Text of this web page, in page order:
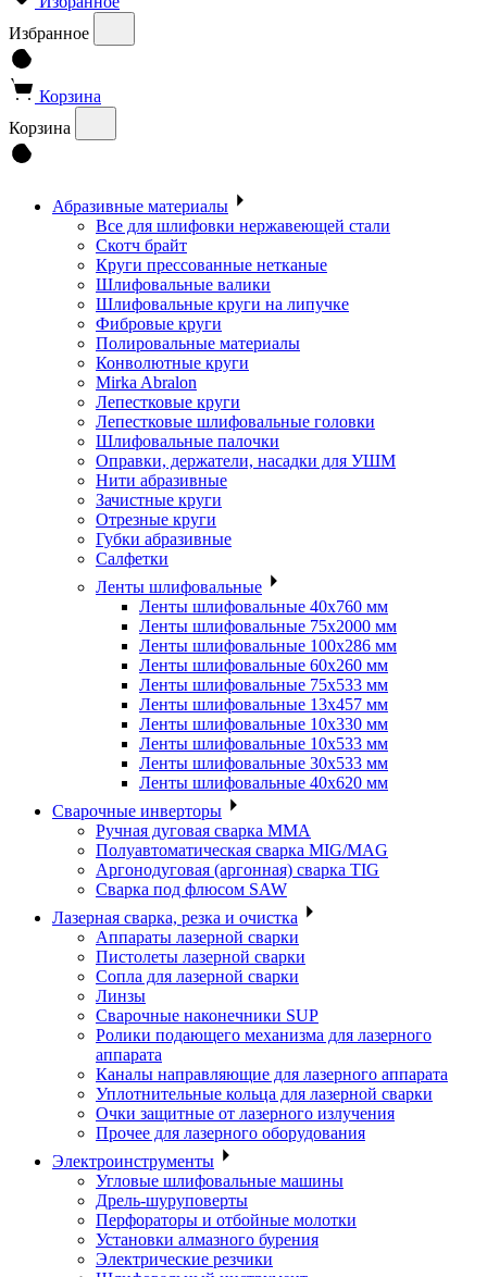
Избранное
Корзина
Корзина
Абразивные материалы
Все для шлифовки нержавеющей стали
Скотч брайт
Круги прессованные нетканые
Шлифовальные валики
Шлифовальные круги на липучке
Фибровые круги
Полировальные материалы
Конволютные круги
Mirka Abralon
Лепестковые круги
Лепестковые шлифовальные головки
Шлифовальные палочки
Оправки, держатели, насадки для УШМ
Нити абразивные
Зачистные круги
Отрезные круги
Губки абразивные
Салфетки
Ленты шлифовальные
Ленты шлифовальные 40х760 мм
Ленты шлифовальные 75х2000 мм
Ленты шлифовальные 100х286 мм
Ленты шлифовальные 60х260 мм
Ленты шлифовальные 75х533 мм
Ленты шлифовальные 13х457 мм
Ленты шлифовальные 10х330 мм
Ленты шлифовальные 10х533 мм
Ленты шлифовальные 30х533 мм
Ленты шлифовальные 40х620 мм
Сварочные инверторы
Ручная дуговая сварка MMA
Полуавтоматическая сварка MIG/MAG
Аргонодуговая (аргонная) сварка TIG
Сварка под флюсом SAW
Лазерная сварка, резка и очистка
Аппараты лазерной сварки
Пистолеты лазерной сварки
Сопла для лазерной сварки
Линзы
Сварочные наконечники SUP
Ролики подающего механизма для лазерного
аппарата
Каналы направляющие для лазерного аппарата
Уплотнительные кольца для лазерной сварки
Очки защитные от лазерного излучения
Прочее для лазерного оборудования
Электроинструменты
Угловые шлифовальные машины
Дрель-шуруповерты
Перфораторы и отбойные молотки
Установки алмазного бурения
Электрические резчики